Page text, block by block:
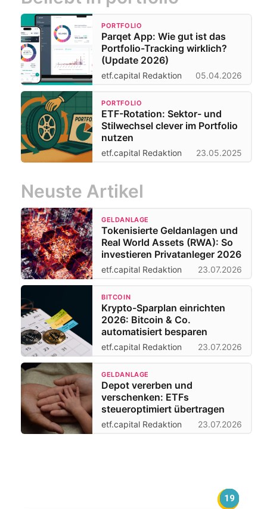
PORTFOLIO
Parqet App: Wie gut ist das
Portfolio-Tracking wirklich?
(Update 2026)
etf.capital Redaktion 05.04.2026
PORTFOLIO
ETF-Rotation: Sektor- und
Stilwechsel clever im Portfolio
nutzen
etf.capital Redaktion 23.05.2025
Neuste Artikel
GELDANLAGE
Tokenisierte Geldanlagen und
Real World Assets (RWA): So
investieren Privatanleger 2026
etf.capital Redaktion 23.07.2026
BITCOIN
Krypto-Sparplan einrichten
2026: Bitcoin & Co.
automatisiert besparen
etf.capital Redaktion 23.07.2026
GELDANLAGE
Depot vererben und
verschenken: ETFs
steueroptimiert übertragen
etf.capital Redaktion 23.07.2026